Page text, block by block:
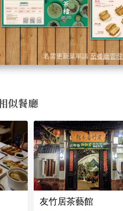
若需更新菜單請 至餐廳管
似餐廳
友竹居茶藝館